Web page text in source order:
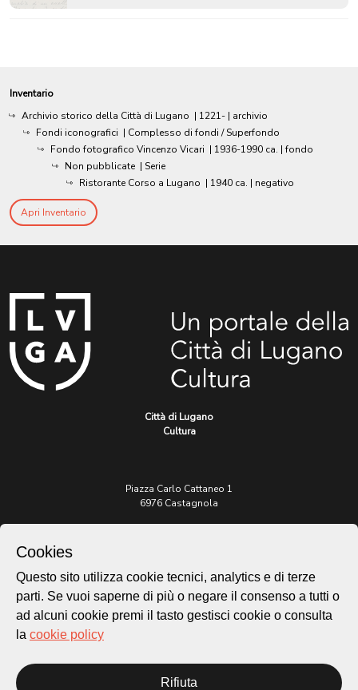
Inventario
Archivio storico della Città di Lugano | 1221- | archivio
Fondi iconografici | Complesso di fondi / Superfondo
Fondo fotografico Vincenzo Vicari | 1936-1990 ca. | fondo
Non pubblicate | Serie
Ristorante Corso a Lugano | 1940 ca. | negativo
Apri Inventario
Città di Lugano
Cultura
Piazza Carlo Cattaneo 1
6976 Castagnola
patrimonio@lugano.ch
t. +41 58 866 68 50
Sito istituzionale:
Cookie policy
Cookies
Questo sito utilizza cookie tecnici, analytics e di terze
parti. Se vuoi saperne di più o negare il consenso a tutti o
ad alcuni cookie premi il tasto gestisci cookie o consulta
la cookie policy
Rifiuta